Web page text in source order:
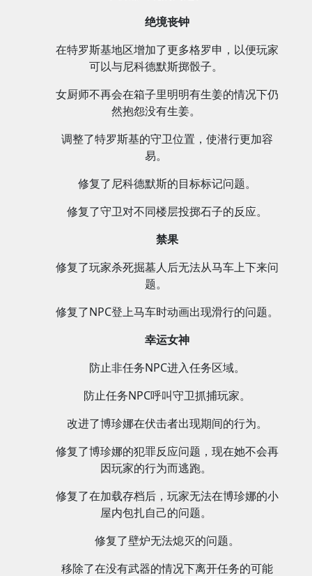
绝境丧钟
在特罗斯基地区增加了更多格罗申，以便玩家
可以与尼科德默斯掷骰子。
女厨师不再会在箱子里明明有生姜的情况下仍
然抱怨没有生姜。
调整了特罗斯基的守卫位置，使潜行更加容
易。
修复了尼科德默斯的目标标记问题。
修复了守卫对不同楼层投掷石子的反应。
禁果
修复了玩家杀死掘墓人后无法从马车上下来问
题。
修复了NPC登上马车时动画出现滑行的问题。
幸运女神
防止非任务NPC进入任务区域。
防止任务NPC呼叫守卫抓捕玩家。
改进了博珍娜在伏击者出现期间的行为。
修复了博珍娜的犯罪反应问题，现在她不会再
因玩家的行为而逃跑。
修复了在加载存档后，玩家无法在博珍娜的小
屋内包扎自己的问题。
修复了壁炉无法熄灭的问题。
移除了在没有武器的情况下离开任务的可能